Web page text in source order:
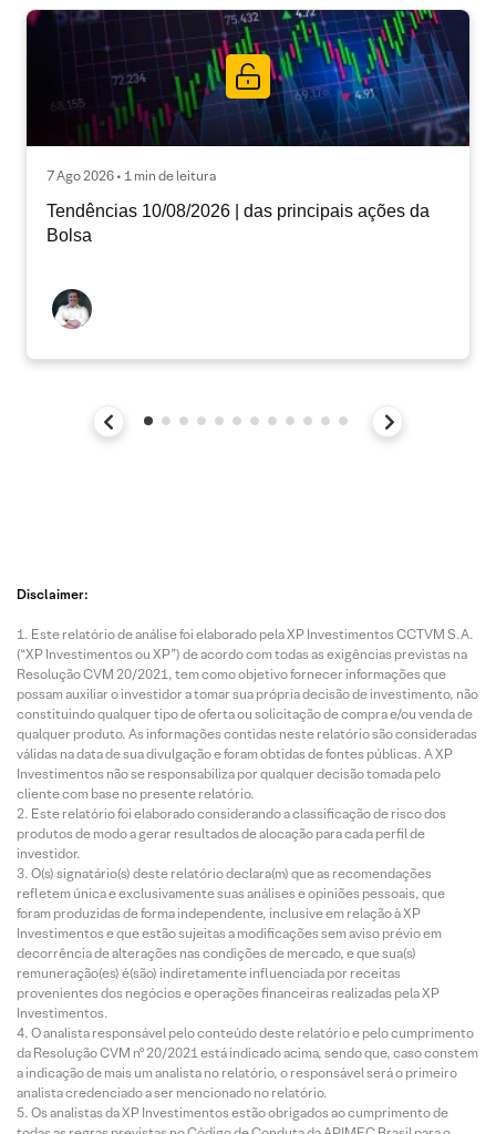
7 Ago 2026 • 1 min de leitura
Tendências 10/08/2026 | das principais ações da
Bolsa
Disclaimer:
Este relatório de análise foi elaborado pela XP Investimentos CCTVM S.A.
(“XP Investimentos ou XP”) de acordo com todas as exigências previstas na
Resolução CVM 20/2021, tem como objetivo fornecer informações que
possam auxiliar o investidor a tomar sua própria decisão de investimento, não
constituindo qualquer tipo de oferta ou solicitação de compra e/ou venda de
qualquer produto. As informações contidas neste relatório são consideradas
válidas na data de sua divulgação e foram obtidas de fontes públicas. A XP
Investimentos não se responsabiliza por qualquer decisão tomada pelo
cliente com base no presente relatório.
Este relatório foi elaborado considerando a classificação de risco dos
produtos de modo a gerar resultados de alocação para cada perfil de
investidor.
O(s) signatário(s) deste relatório declara(m) que as recomendações
refletem única e exclusivamente suas análises e opiniões pessoais, que
foram produzidas de forma independente, inclusive em relação à XP
Investimentos e que estão sujeitas a modificações sem aviso prévio em
decorrência de alterações nas condições de mercado, e que sua(s)
remuneração(es) é(são) indiretamente influenciada por receitas
provenientes dos negócios e operações financeiras realizadas pela XP
Investimentos.
O analista responsável pelo conteúdo deste relatório e pelo cumprimento
da Resolução CVM nº 20/2021 está indicado acima, sendo que, caso constem
a indicação de mais um analista no relatório, o responsável será o primeiro
analista credenciado a ser mencionado no relatório.
Os analistas da XP Investimentos estão obrigados ao cumprimento de